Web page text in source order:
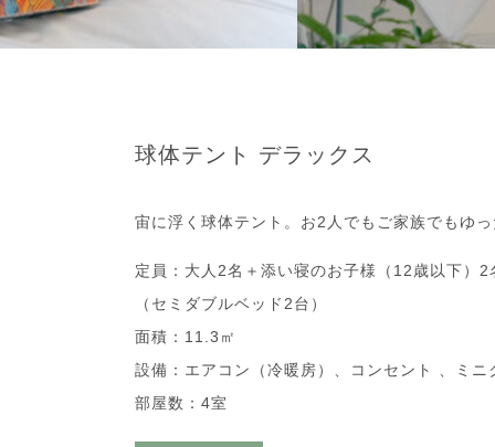
球体テント デラックス
宙に浮く球体テント。お2人でもご家族でもゆ
定員：大人2名＋添い寝のお子様（12歳以下）2
（セミダブルベッド2台）
面積：11.3㎡
設備：エアコン（冷暖房）、コンセント 、ミ
部屋数：4室